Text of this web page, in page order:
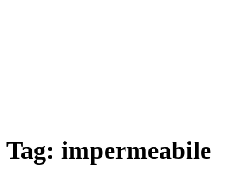
Tag: impermeabile